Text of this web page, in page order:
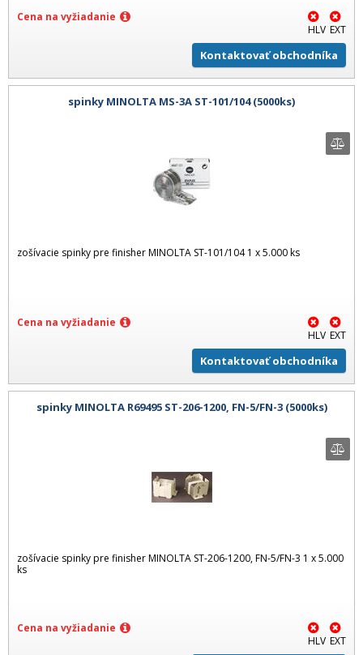
Cena na vyžiadanie
HLV EXT
Kontaktovať obchodníka
spinky MINOLTA MS-3A ST-101/104 (5000ks)
zošívacie spinky pre finisher MINOLTA ST-101/104 1 x 5.000 ks
Cena na vyžiadanie
HLV EXT
Kontaktovať obchodníka
spinky MINOLTA R69495 ST-206-1200, FN-5/FN-3 (5000ks)
zošívacie spinky pre finisher MINOLTA ST-206-1200, FN-5/FN-3 1 x 5.000
ks
Cena na vyžiadanie
HLV EXT